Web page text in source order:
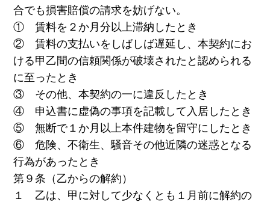
合でも損害賠償の請求を妨げない。
① 賃料を２か月分以上滞納したとき
② 賃料の支払いをしばしば遅延し、本契約にお
ける甲乙間の信頼関係が破壊されたと認められる
に至ったとき
③ その他、本契約の一に違反したとき
④ 申込書に虚偽の事項を記載して入居したとき
⑤ 無断で１か月以上本件建物を留守にしたとき
⑥ 危険、不衛生、騒音その他近隣の迷惑となる
行為があったとき
第９条（乙からの解約）
１ 乙は、甲に対して少なくとも１月前に解約の